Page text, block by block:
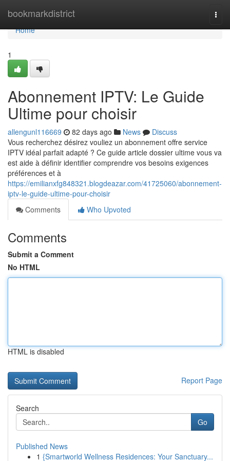
bookmarkdistrict
Home
Home
1
Abonnement IPTV: Le Guide
Ultime pour choisir
allengunl116669 82 days ago News
Discuss
Vous recherchez désirez vouliez un abonnement offre service
IPTV idéal parfait adapté ? Ce guide article dossier ultime vous va
est aide à définir identifier comprendre vos besoins exigences
préférences et à
https://emilianxfg848321.blogdeazar.com/41725060/abonnement-
iptv-le-guide-ultime-pour-choisir
Comments
Who Upvoted
Comments
Submit a Comment
No HTML
HTML is disabled
Report Page
Search
Go
Published News
1 {Smartworld Wellness Residences: Your Sanctuary...